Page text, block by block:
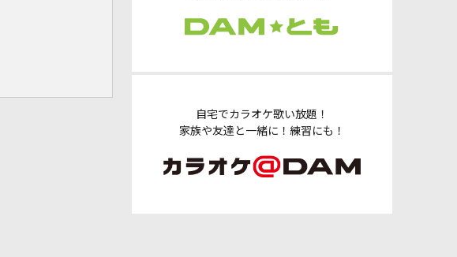
自宅でカラオケ歌い放題！
家族や友達と一緒に！練習にも！